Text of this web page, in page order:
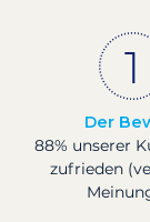
Der
88% unserer
zufrieden